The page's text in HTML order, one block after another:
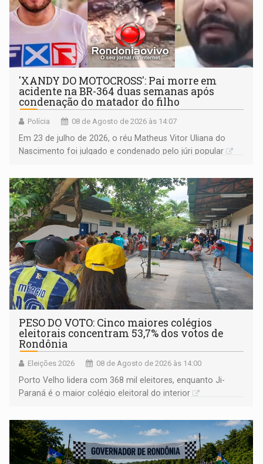
'XANDY DO MOTOCROSS': Pai morre em
acidente na BR-364 duas semanas após
condenação do matador do filho
Polícia 08 de Agosto de 2026 às 14:07
Em 23 de julho de 2026, o réu Matheus Vitor Uliana do
Nascimento foi julgado e condenado pelo júri popular
PESO DO VOTO: Cinco maiores colégios
eleitorais concentram 53,7% dos votos de
Rondônia
Eleições 2026 08 de Agosto de 2026 às 14:00
Porto Velho lidera com 368 mil eleitores, enquanto Ji-
Paraná é o maior colégio eleitoral do interior